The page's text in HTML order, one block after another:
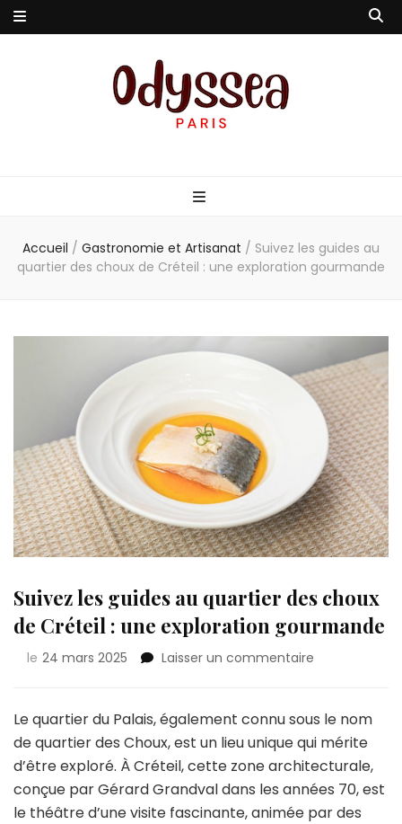
Accueil / Gastronomie et Artisanat / Suivez les guides au
quartier des choux de Créteil : une exploration gourmande
Suivez les guides au quartier des choux
de Créteil : une exploration gourmande
le 24 mars 2025 Laisser un commentaire
guides
quartier
des
choux
de
Le quartier du Palais, également connu sous le nom
de quartier des Choux, est un lieu unique qui mérite
d’être exploré. À Créteil, cette zone architecturale,
conçue par Gérard Grandval dans les années 70, est
le théâtre d’une visite fascinante, animée par des